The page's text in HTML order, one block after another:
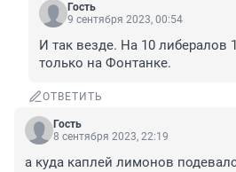
Гость
9 сентября 2023, 00:54
И так везде. На 10 либералов
только на Фонтанке.
ОТВЕТИТЬ
Гость
8 сентября 2023, 22:19
а куда каплей лимонов